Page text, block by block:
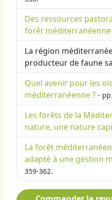
Des ressources
forêt méditerranéenne
La région
producteur de faune
Quel avenir pour les
méditerranéenne ? -
Les forêts de la
nature, une nature
La forêt
adapté à une gestion
359-362.